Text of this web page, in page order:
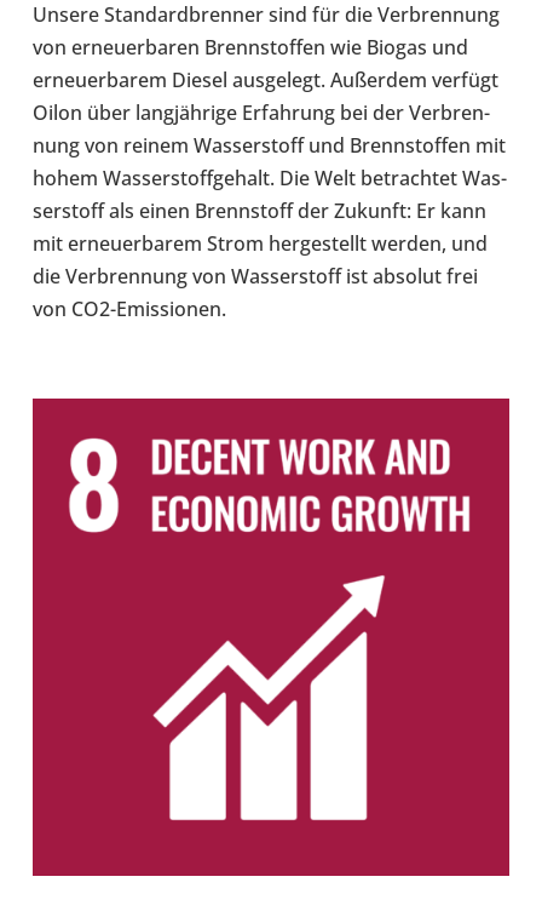
Unsere Stan­dard­bren­ner sind für die Ver­bren­nung
von erneu­er­ba­ren Brenn­stof­fen wie Biogas und
erneu­er­ba­rem Diesel aus­ge­legt. Außer­dem verfügt
Oilon über lang­jäh­rige Erfah­rung bei der Ver­bren­
nung von reinem Was­ser­stoff und Brenn­stof­fen mit
hohem Was­ser­stoff­ge­halt. Die Welt betrach­tet Was­
ser­stoff als einen Brenn­stoff der Zukunft: Er kann
mit erneu­er­ba­rem Strom her­ge­stellt werden, und
die Ver­bren­nung von Was­ser­stoff ist absolut frei
von CO2-​Emissionen.